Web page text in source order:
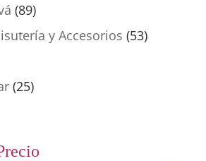
(89)
y Accesorios (53)
(25)